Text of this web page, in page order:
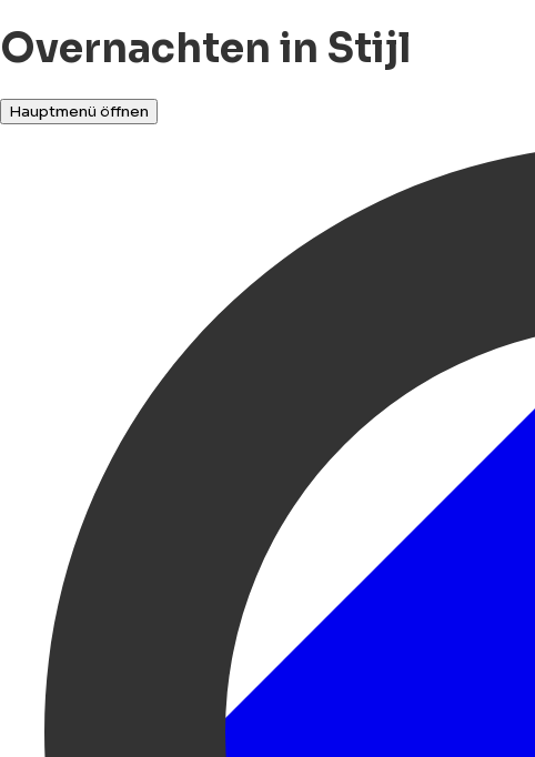
Overnachten in Stijl
Hauptmenü öffnen